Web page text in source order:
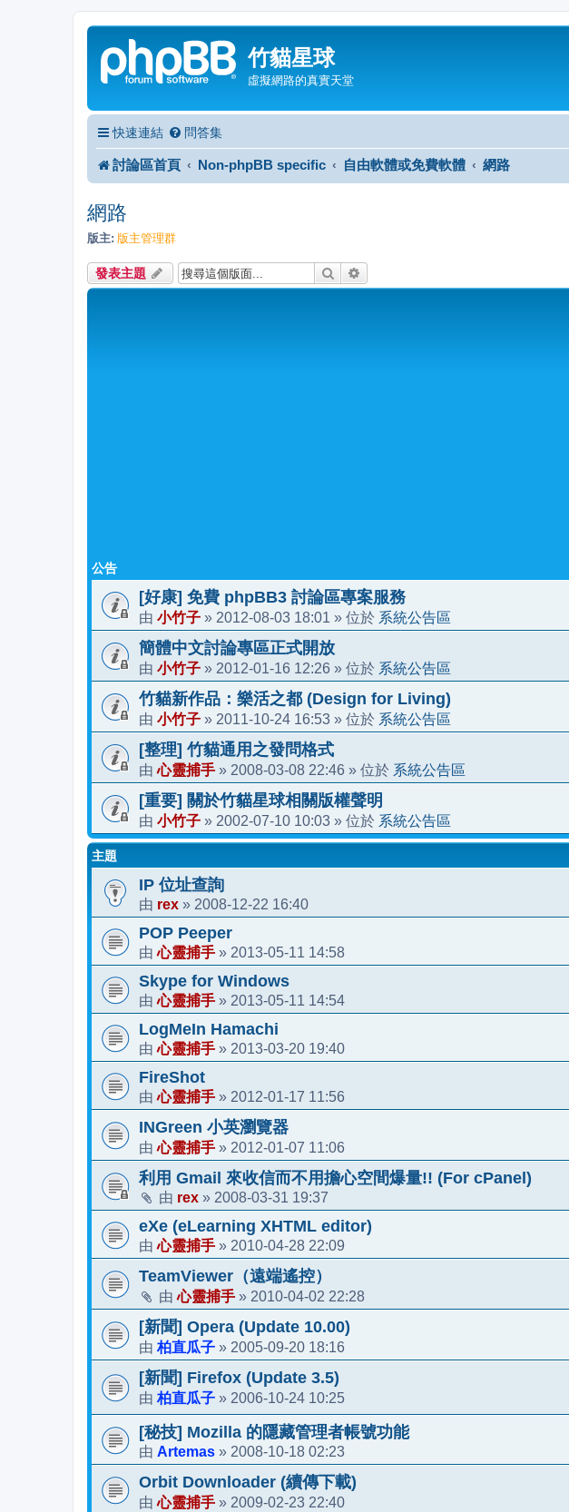
竹貓星球
虛擬網路的真實天堂
快速連結 問答集
討論區首頁 Non-phpBB specific 自由軟體或免費軟體 網路
網路
版主: 版主管理群
發表主題 搜尋
公告
[好康] 免費 phpBB3 討論區專案服務
由 小竹子 » 2012-08-03 18:01 » 位於 系統公告區
簡體中文討論專區正式開放
由 小竹子 » 2012-01-16 12:26 » 位於 系統公告區
竹貓新作品：樂活之都 (Design for Living)
由 小竹子 » 2011-10-24 16:53 » 位於 系統公告區
[整理] 竹貓通用之發問格式
由心靈捕手 » 2008-03-08 22:46 » 位於 系統公告區
[重要] 關於竹貓星球相關版權聲明
由 小竹子 » 2002-07-10 10:03 » 位於 系統公告區
主題
IP 位址查詢
由 rex » 2008-12-22 16:40
POP Peeper
由心靈捕手 » 2013-05-11 14:58
Skype for Windows
由心靈捕手 » 2013-05-11 14:54
LogMeIn Hamachi
由心靈捕手 » 2013-03-20 19:40
FireShot
由心靈捕手 » 2012-01-17 11:56
INGreen 小英瀏覽器
由心靈捕手 » 2012-01-07 11:06
利用 Gmail 來收信而不用擔心空間爆量!! (For cPanel)
由 rex » 2008-03-31 19:37
eXe (eLearning XHTML editor)
由心靈捕手 » 2010-04-28 22:09
TeamViewer（遠端遙控）
由心靈捕手 » 2010-04-02 22:28
[新聞] Opera (Update 10.00)
由柏直瓜子 » 2005-09-20 18:16
[新聞] Firefox (Update 3.5)
由柏直瓜子 » 2006-10-24 10:25
[秘技] Mozilla 的隱藏管理者帳號功能
由 Artemas » 2008-10-18 02:23
Orbit Downloader (續傳下載)
由心靈捕手 » 2009-02-23 22:40